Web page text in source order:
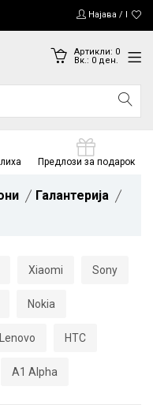
Најава /
Артикли: 0
Вк.: 0ден.
Предлози за подарок
Галантерија
Xiaomi Sony
Nokia
Lenovo HTC
A1 Alpha